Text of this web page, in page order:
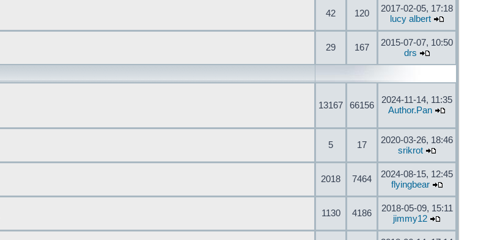
42 120
2017-02-05, 17:18
lucy albert
29 167
2015-07-07, 10:50
drs
13167 66156
2024-11-14, 11:35
Author.Pan
5 17
2020-03-26, 18:46
srikrot
2018 7464
2024-08-15, 12:45
flyingbear
1130 4186
2018-05-09, 15:11
jimmy12